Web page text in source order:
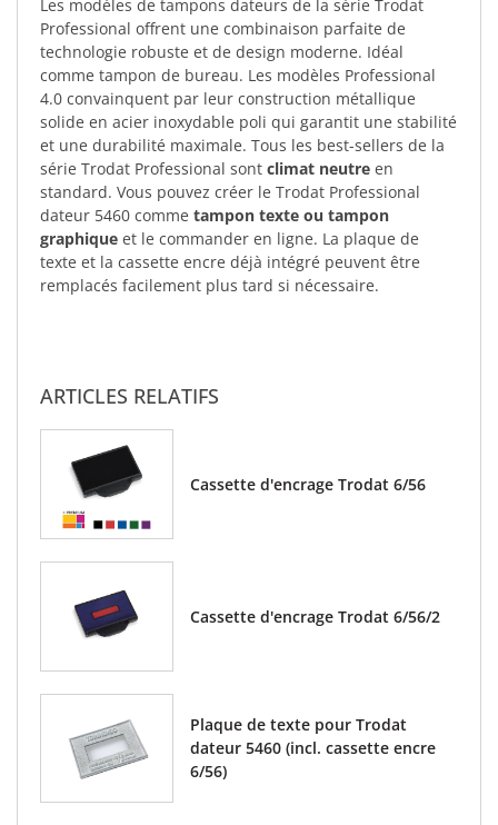
Les modèles de tampons dateurs de la série Trodat
Professional offrent une combinaison parfaite de
technologie robuste et de design moderne. Idéal
comme tampon de bureau. Les modèles Professional
4.0 convainquent par leur construction métallique
solide en acier inoxydable poli qui garantit une stabilité
et une durabilité maximale. Tous les best-sellers de la
série Trodat Professional sont climat neutre en
standard. Vous pouvez créer le Trodat Professional
dateur 5460 comme tampon texte ou tampon
graphique et le commander en ligne. La plaque de
texte et la cassette encre déjà intégré peuvent être
remplacés facilement plus tard si nécessaire.
ARTICLES RELATIFS
Cassette d'encrage Trodat 6/56
Cassette d'encrage Trodat 6/56/2
Plaque de texte pour Trodat
dateur 5460 (incl. cassette encre
6/56)